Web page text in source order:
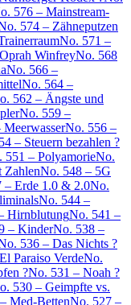
576 – Mainstream-
574 – Zähneputzen
No. 571 –
WinfreyNo. 568
No. 566 –
No. 564 –
562 – Ängste und
No. 559 –
No. 556 –
– Steuern bezahlen ?
551 – PolyamorieNo.
ZahlenNo. 548 – 5G
– Erde 1.0 & 2.0No.
No. 544 –
HirnblutungNo. 541 –
– KinderNo. 538 –
536 – Das Nichts ?
Paraiso VerdeNo.
?No. 531 – Noah ?
530 – Geimpfte vs.
Med-BettenNo. 527 –